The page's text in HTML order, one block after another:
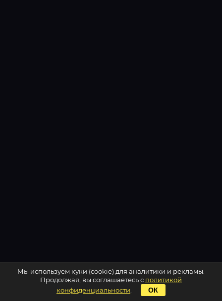
Мы используем куки (cookie) для аналитики и рекламы.
Продолжая, вы соглашаетесь с политикой
конфиденциальности
ОК